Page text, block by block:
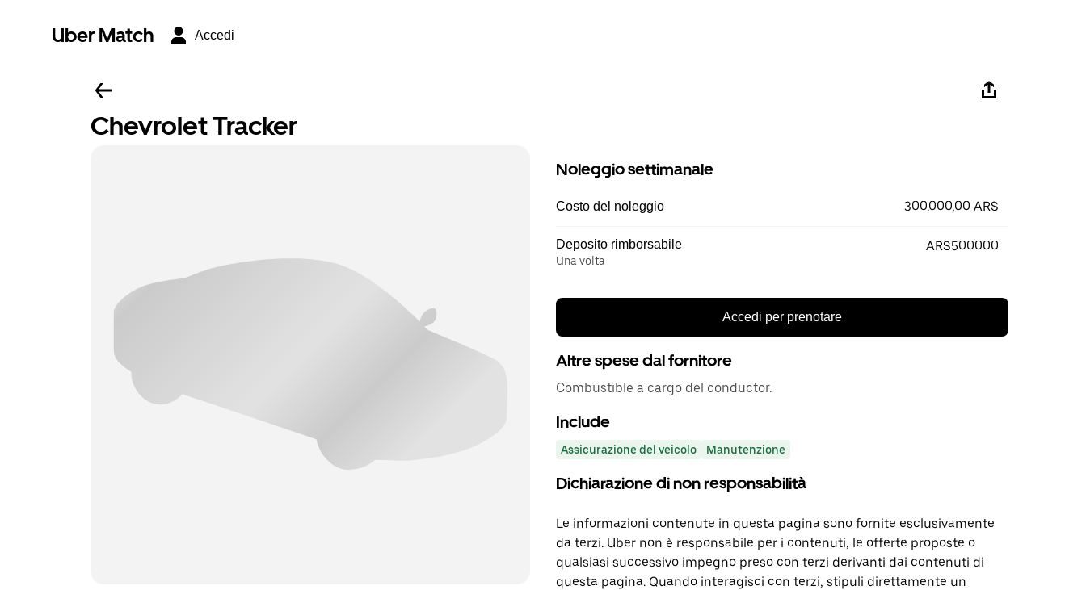
Uber Match Accedi
Chevrolet Tracker
Noleggio settimanale
Costo del noleggio 300.000,00 ARS
Deposito rimborsabile
Una volta
ARS500000
Accedi per prenotare
Altre spese dal fornitore
Combustible a cargo del conductor.
Include
Assicurazione del veicolo Manutenzione
Dichiarazione di non responsabilità
Le informazioni contenute in questa pagina sono fornite esclusivamente
da terzi. Uber non è responsabile per i contenuti, le offerte proposte o
qualsiasi successivo impegno preso con terzi derivanti dai contenuti di
questa pagina. Quando interagisci con terzi, stipuli direttamente un